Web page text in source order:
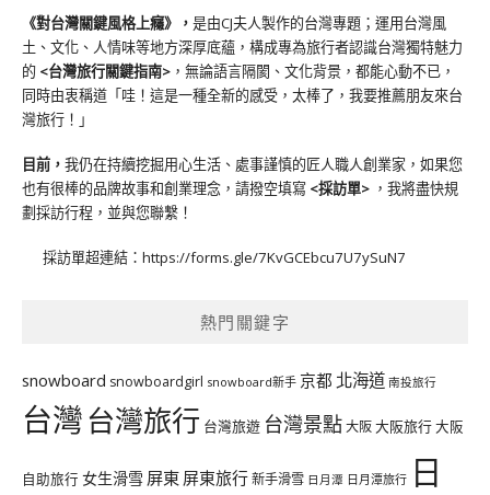
《對台灣關鍵風格上癮》 ， 是由CJ夫人製作的台灣專題；運用台灣風
土、文化、人情味等地方深厚底蘊，構成專為旅行者認識台灣獨特魅力
的 <台灣旅行關鍵指南> ，無論語言隔閡、文化背景，都能心動不已，
同時由衷稱道「哇！這是一種全新的感受，太棒了，我要推薦朋友來台
灣旅行！」
目前， 我仍在持續挖掘用心生活、處事謹慎的匠人職人創業家，如果您
也有很棒的品牌故事和創業理念，請撥空填寫 <採訪單> ，我將盡快規
劃採訪行程，並與您聯繫！
採訪單超連結： https://forms.gle/7KvGCEbcu7U7ySuN7
熱門關鍵字
snowboard snowboardgirl snowboard新手 京都 北海道 南投旅行
台灣台灣旅行 台灣旅遊 台灣景點大阪大阪旅行大阪
自助旅行 女生滑雪 屏東 屏東旅行新手滑雪 日月潭 日月潭旅行 日